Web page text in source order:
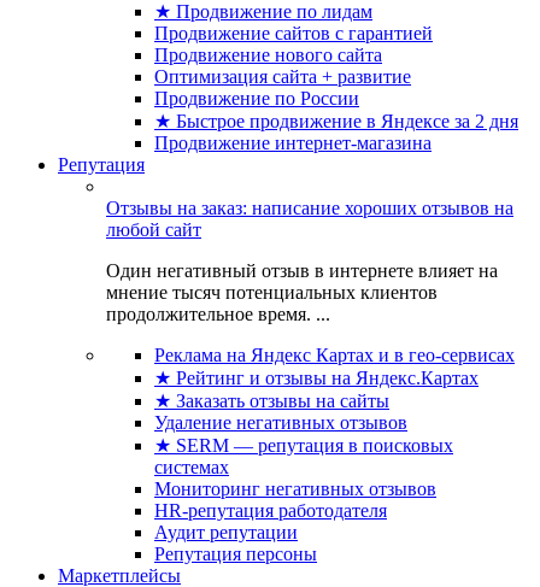
★ Продвижение по лидам
Продвижение сайтов с гарантией
Продвижение нового сайта
Оптимизация сайта + развитие
Продвижение по России
★ Быстрое продвижение в Яндексе за 2 дня
Продвижение интернет-магазина
Репутация
Отзывы на заказ: написание хороших отзывов на
любой сайт
Один негативный отзыв в интернете влияет на
мнение тысяч потенциальных клиентов
продолжительное время. ...
Реклама на Яндекс Картах и в гео-сервисах
★ Рейтинг и отзывы на Яндекс.Картах
★ Заказать отзывы на сайты
Удаление негативных отзывов
★ SERM — репутация в поисковых
системах
Мониторинг негативных отзывов
HR-репутация работодателя
Аудит репутации
Репутация персоны
Маркетплейсы